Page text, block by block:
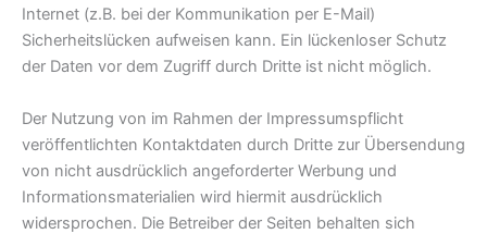
Internet (z.B. bei der Kommunikation per E-Mail)
Sicherheitslücken aufweisen kann. Ein lückenloser Schutz
der Daten vor dem Zugriff durch Dritte ist nicht möglich.
Der Nutzung von im Rahmen der Impressumspflicht
veröffentlichten Kontaktdaten durch Dritte zur Übersendung
von nicht ausdrücklich angeforderter Werbung und
Informationsmaterialien wird hiermit ausdrücklich
widersprochen. Die Betreiber der Seiten behalten sich